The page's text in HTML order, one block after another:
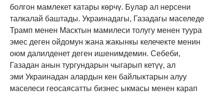
болгон мамлекет катары көрчү. Булар ал нерсени
талкалай баштады. Украинадагы, Газадагы маселеде
Трамп менен Масктын мамилеси толугу менен туура
эмес деген ойдомун жана жакынкы келечекте менин
оюм далилденет деген ишенимдемин. Себеби,
Газадан анын тургундарын чыгарып кетүү, ал
эми Украинадан алардын кен байлыктарын алуу
маселеси геосаясатты бизнес ыкмасы менен карап